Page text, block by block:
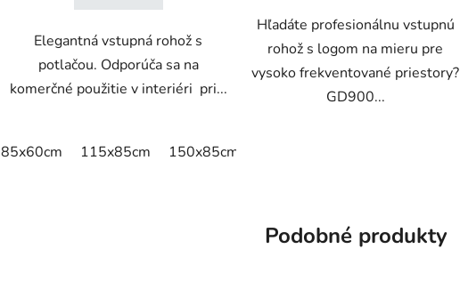
Elegantná vstupná rohož s
potlačou. Odporúča sa na
komerčné použitie v interiéri pri...
85x60cm 115x85cm 150x85cm
Hľadáte profesionálnu vstupnú
rohož s logom na mieru pre
vysoko frekventované priestory?
GD900...
Podobné produkty